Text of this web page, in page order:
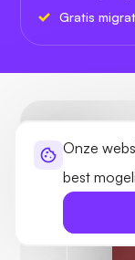
Onze
best
Gratis